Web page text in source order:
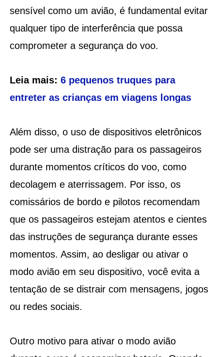
sensível como um avião, é fundamental evitar
qualquer tipo de interferência que possa
comprometer a segurança do voo.
Leia mais: 6 pequenos truques para
entreter as crianças em viagens longas
Além disso, o uso de dispositivos eletrônicos
pode ser uma distração para os passageiros
durante momentos críticos do voo, como
decolagem e aterrissagem. Por isso, os
comissários de bordo e pilotos recomendam
que os passageiros estejam atentos e cientes
das instruções de segurança durante esses
momentos. Assim, ao desligar ou ativar o
modo avião em seu dispositivo, você evita a
tentação de se distrair com mensagens, jogos
ou redes sociais.
Outro motivo para ativar o modo avião